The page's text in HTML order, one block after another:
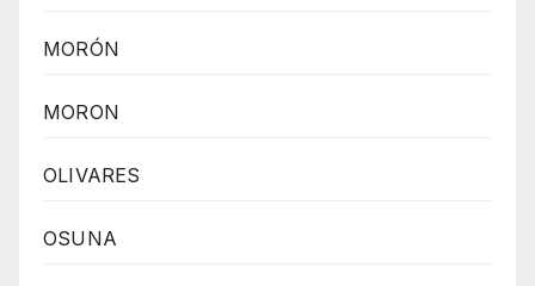
MORÓN
MORON
OLIVARES
OSUNA